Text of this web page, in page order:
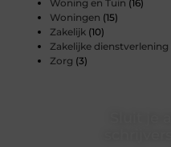
Woning en Tuin (16)
Woningen (15)
Zakelijk (10)
Zakelijke dienstverlening
Zorg (3)